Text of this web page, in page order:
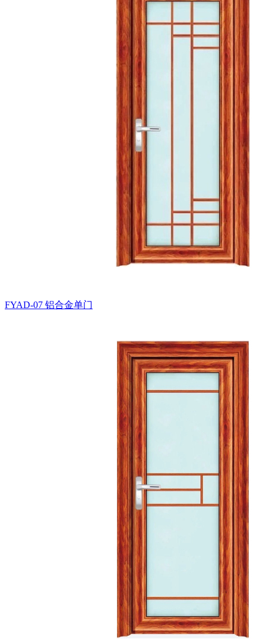
FYAD-07 铝合金单门